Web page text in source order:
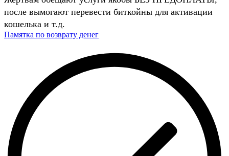
после вымогают перевести биткойны для активации
кошелька и т.д.
Памятка по возврату денег